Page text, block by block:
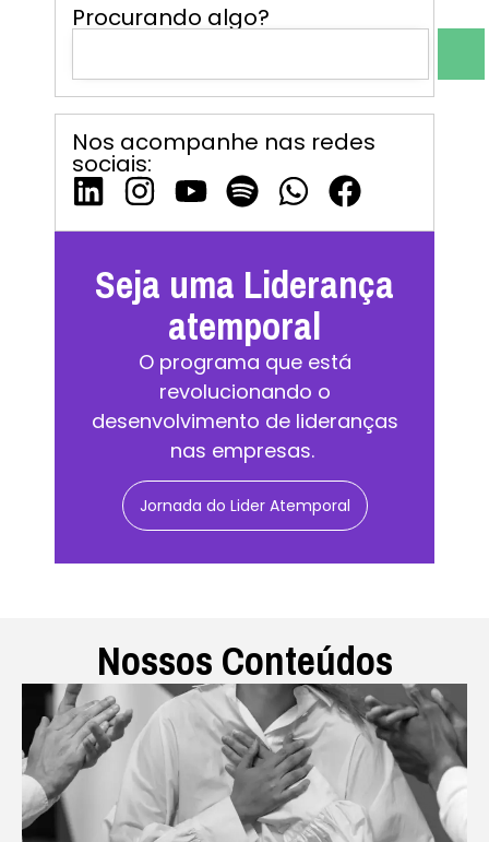
Procurando algo?
Nos acompanhe nas redes
sociais:
Seja uma Liderança
atemporal
O programa que está
revolucionando o
desenvolvimento de lideranças
nas empresas.
Jornada do Lider Atemporal
Nossos Conteúdos